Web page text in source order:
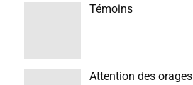
Témoins
Attention des orages